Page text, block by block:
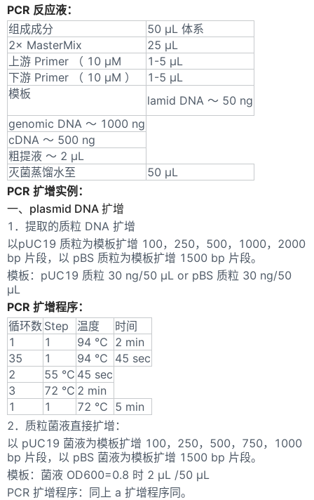
PCR 反应液：
组成成分
50 μL 体系
2× MasterMix
25 μL
上游 Primer （ 10 μM
1-5 μL
下游 Primer （ 10 μM ）
1-5 μL
模板
lamid DNA ～ 50 ng
genomic DNA ～ 1000 ng
cDNA ～ 500 ng
粗提液 ～ 2 μL
灭菌蒸馏水至
50 μL
PCR 扩增实例：
一、plasmid DNA 扩增
1．提取的质粒 DNA 扩增
以pUC19 质粒为模板扩增 100，250，500，1000，2000
bp 片段，以 pBS 质粒为模板扩增 1500 bp 片段。
模板：pUC19 质粒 30 ng/50 μL or pBS 质粒 30 ng/50
μL
PCR 扩增程序：
循环数 Step 温度
时间
1
1 94 ℃ 2 min
35
1 94 ℃ 45 sec
2
55 ℃ 45 sec
3
72 ℃ 2 min
1
1 72 ℃ 5 min
2．质粒菌液直接扩增：
以 pUC19 菌液为模板扩增 100，250，500，750，1000
bp 片段，以 pBS 菌液为模板扩增 1500 bp 片段。
模板：菌液 OD600=0.8 时 2 μL /50 μL
PCR 扩增程序：同上 a 扩增程序同。